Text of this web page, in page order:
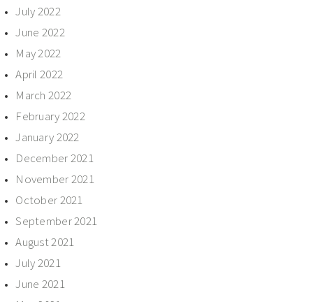
July 2022
June 2022
May 2022
April 2022
March 2022
February 2022
January 2022
December 2021
November 2021
October 2021
September 2021
August 2021
July 2021
June 2021